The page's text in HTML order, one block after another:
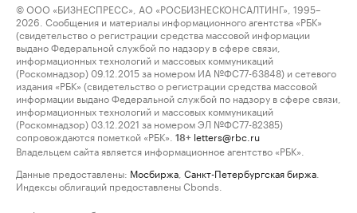
© ООО «БИЗНЕСПРЕСС», АО «РОСБИЗНЕСКОНСАЛТИНГ», 1995–
2026. Сообщения и материалы информационного агентства «РБК»
(свидетельство о регистрации средства массовой информации
выдано Федеральной службой по надзору в сфере связи,
информационных технологий и массовых коммуникаций
(Роскомнадзор) 09.12.2015 за номером ИА №ФС77-63848) и сетевого
издания «РБК» (свидетельство о регистрации средства массовой
информации выдано Федеральной службой по надзору в сфере связи,
информационных технологий и массовых коммуникаций
(Роскомнадзор) 03.12.2021 за номером ЭЛ №ФС77-82385)
сопровождаются пометкой «РБК».
18+ letters@rbc.ru
Владельцем сайта является информационное агентство «РБК».
Данные предоставлены: Мосбиржа Санкт-Петербургская биржа
Индексы облигаций предоставлены Cbonds.